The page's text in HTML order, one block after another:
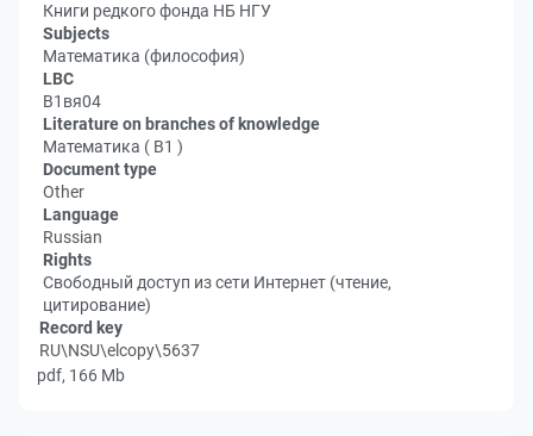
Книги редкого фонда НБ НГУ
Subjects
Математика (философия)
LBC
В1вя04
Literature on branches of knowledge
Математика ( В1 )
Document type
Other
Language
Russian
Rights
Свободный доступ из сети Интернет (чтение,
цитирование)
Record key
RU\NSU\elcopy\5637
pdf, 166 Mb